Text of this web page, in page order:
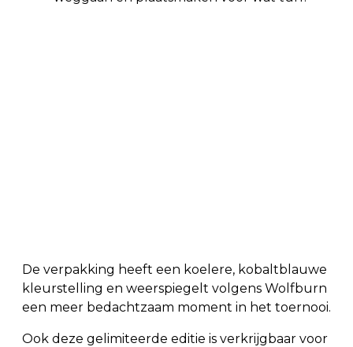
De verpakking heeft een koelere, kobaltblauwe
kleurstelling en weerspiegelt volgens Wolfburn
een meer bedachtzaam moment in het toernooi.
Ook deze gelimiteerde editie is verkrijgbaar voor